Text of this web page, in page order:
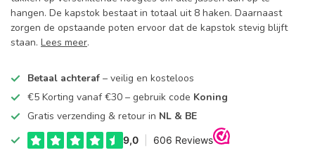
hangen. De kapstok bestaat in totaal uit 8 haken. Daarnaast
zorgen de opstaande poten ervoor dat de kapstok stevig blijft
staan. Lees meer.
Betaal achteraf – veilig en kosteloos
€5 Korting vanaf €30 – gebruik code Koning
Gratis verzending & retour in NL & BE